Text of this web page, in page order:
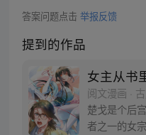
答案问题点击 举报反馈
提到的作品
女主从书
阅文漫画 ·
楚戈是个后
者之一的女